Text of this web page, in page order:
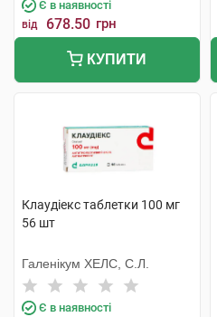
Є в наявності
від 678.50 грн
КУПИТИ
Клаудіекс таблетки 100 мг
56 шт
Галенікум ХЕЛС, С.Л.
Є в наявності